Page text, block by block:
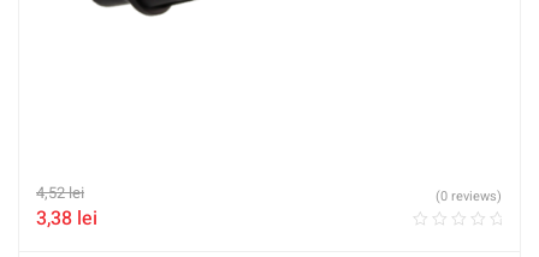
4,52lei
3,38 lei
(0 reviews)